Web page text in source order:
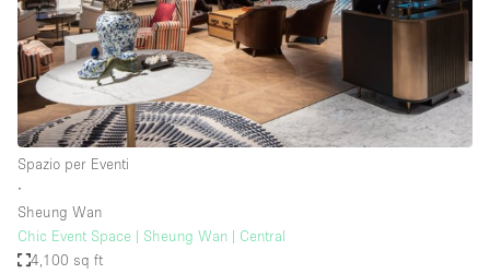
Spazio per Eventi
∙
Sheung Wan
Chic Event Space | Sheung Wan | Central
4,100 sq ft